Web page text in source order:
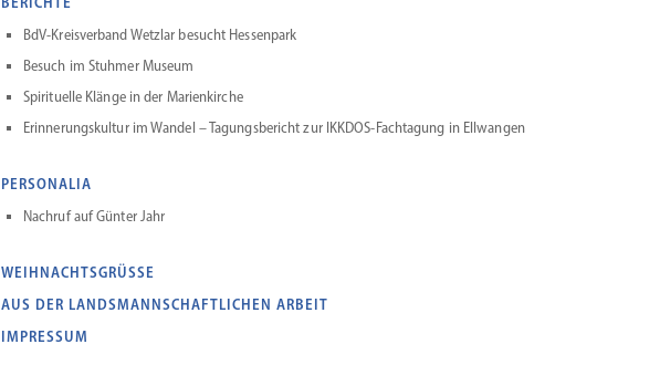
BdV-Kreisverband Wetzlar besucht Hessenpark
Besuch im Stuhmer Museum
Spiri­tuelle Klänge in der Marienkirche
Erinne­rungs­kultur im Wandel – Tagungs­be­richt zur IKKDOS-Fachtagung in Ellwangen
PERSONALIA
Nachruf auf Günter Jahr
WEIHNACHTSGRÜSSE
AUS DER LANDSMANNSCHAFTLICHEN ARBEIT
IMPRESSUM